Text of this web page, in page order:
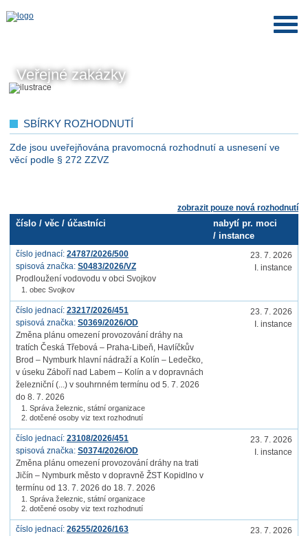
Veřejné zakázky
SBÍRKY ROZHODNUTÍ
Zde jsou uveřejňována pravomocná rozhodnutí a usnesení ve
věcí podle § 272 ZZVZ
zobrazit pouze nová rozhodnutí
číslo / věc / účastníci
nabytí pr. moci
/ instance
číslo jednací: 24787/2026/500
spisová značka: S0483/2026/VZ
Prodloužení vodovodu v obci Svojkov
obec Svojkov
23. 7. 2026
I. instance
číslo jednací: 23217/2026/451
spisová značka: S0369/2026/OD
Změna plánu omezení provozování dráhy na
tratích Česká Třebová – Praha-Libeň, Havlíčkův
Brod – Nymburk hlavní nádraží a Kolín – Ledečko,
v úseku Záboří nad Labem – Kolín a v dopravnách
železniční (...) v souhrnném termínu od 5. 7. 2026
do 8. 7. 2026
Správa železnic, státní organizace
dotčené osoby viz text rozhodnutí
23. 7. 2026
I. instance
číslo jednací: 23108/2026/451
spisová značka: S0374/2026/OD
Změna plánu omezení provozování dráhy na trati
Jičín – Nymburk město v dopravně ŽST Kopidlno v
termínu od 13. 7. 2026 do 18. 7. 2026
Správa železnic, státní organizace
dotčené osoby viz text rozhodnutí
23. 7. 2026
I. instance
číslo jednací: 26255/2026/163
23. 7. 2026